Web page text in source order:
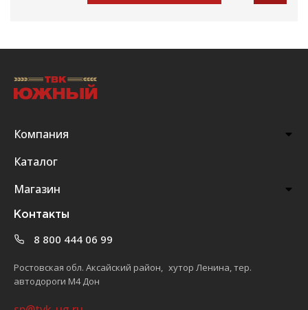
Компания
Каталог
Магазин
Контакты
8 800 444 06 99
Ростовская обл. Аксайский район, хутор Ленина, тер.
автодороги М4 Дон